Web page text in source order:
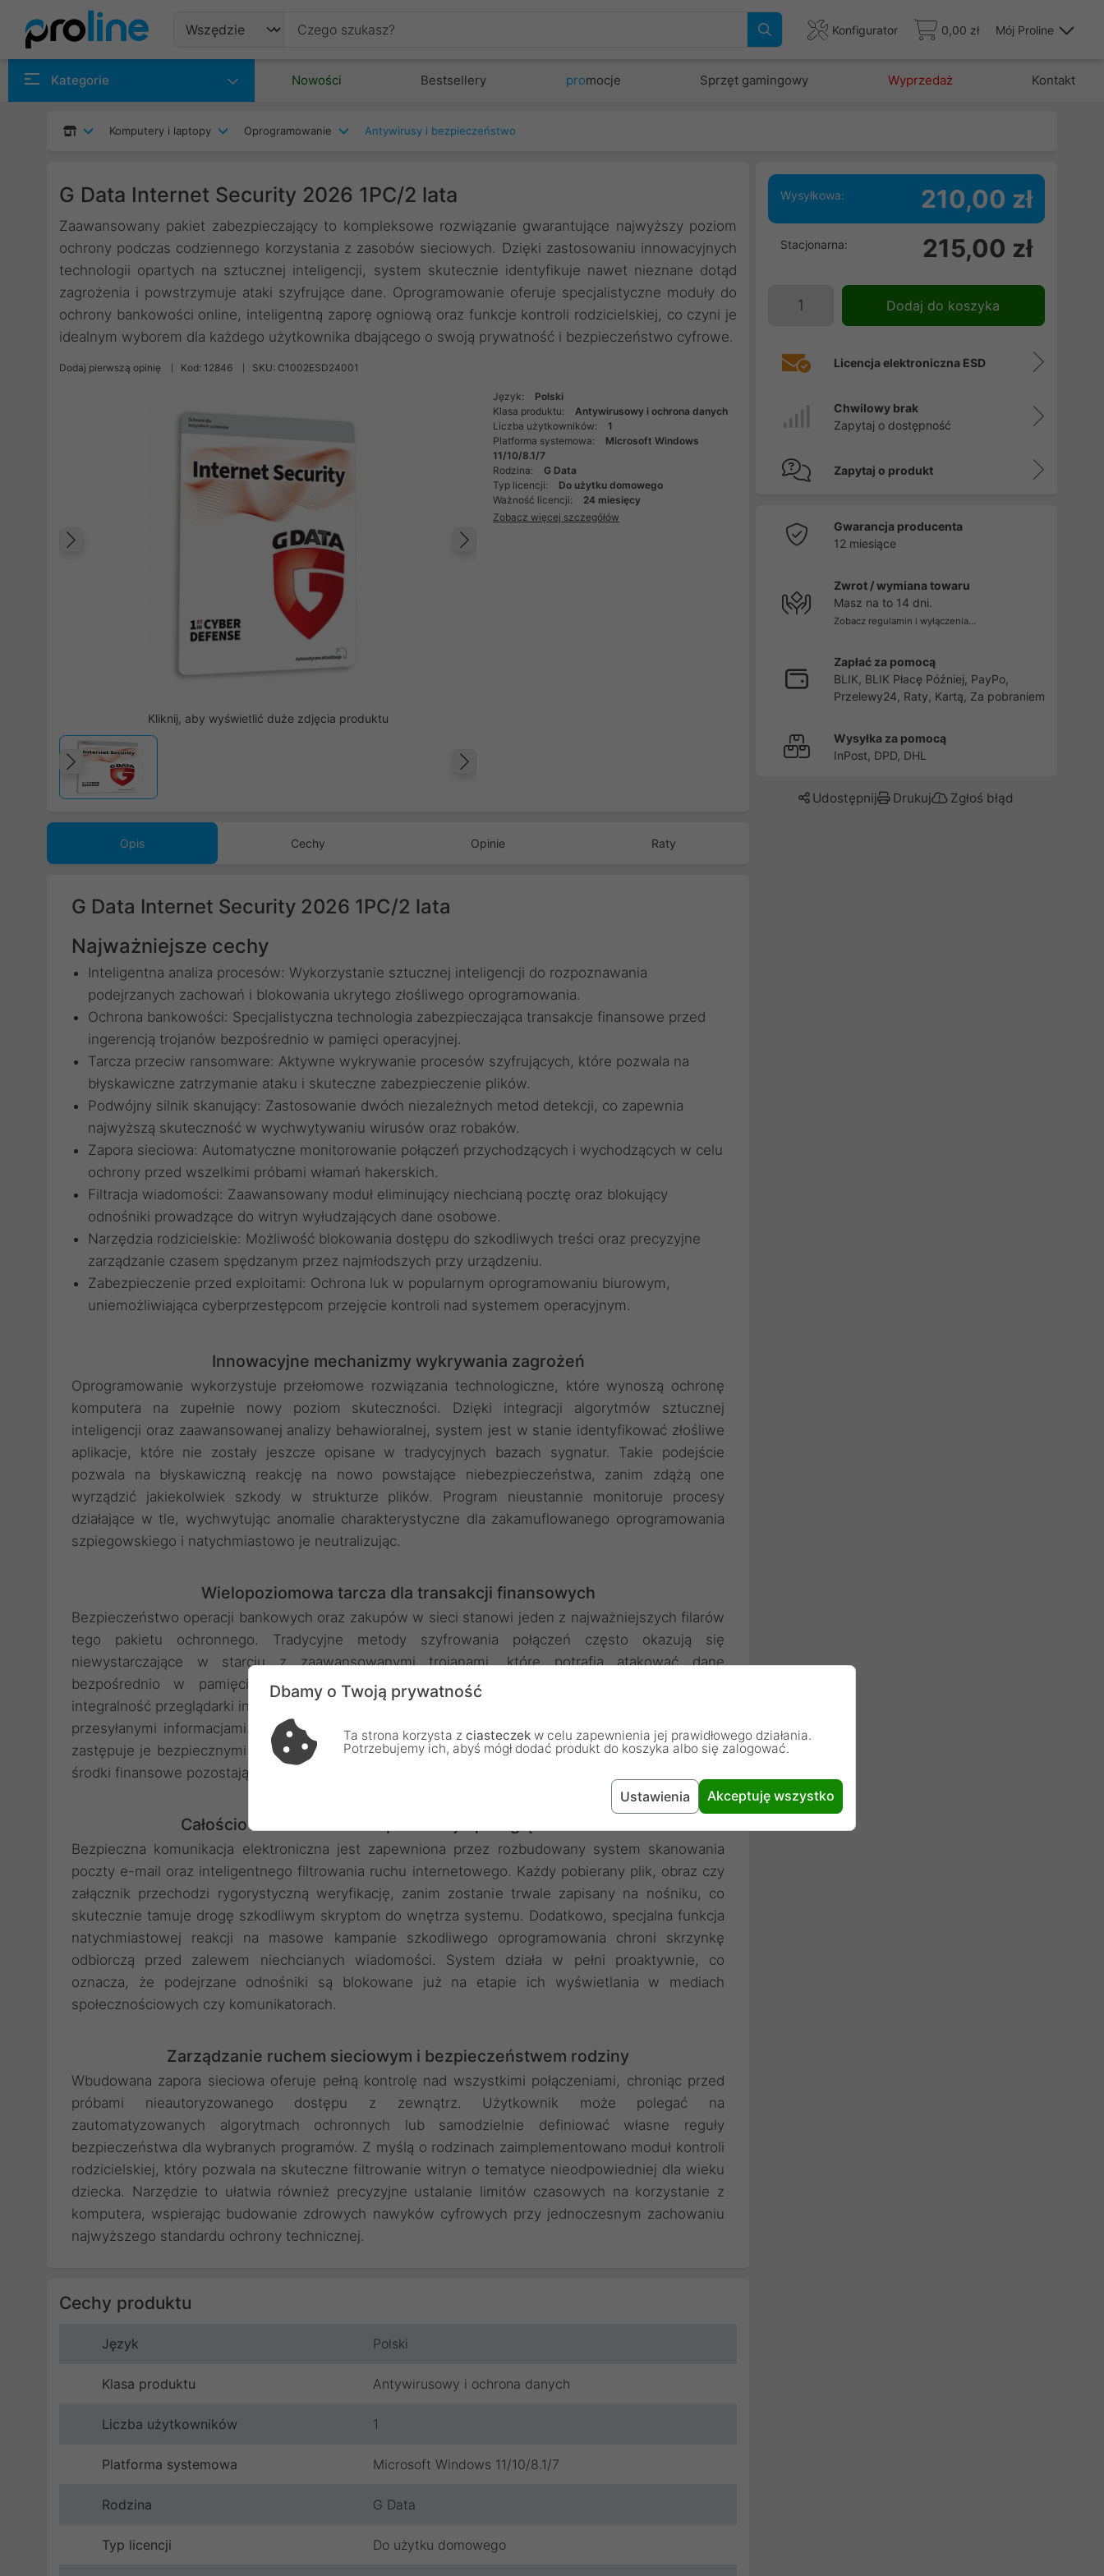
Konfigurator 0,00 zł Mój Proline
Kategorie Nowości Bestsellery promocje Sprzęt gamingowy Wyprzedaż Kontakt
Komputery i laptopy Oprogramowanie Antywirusy i bezpieczeństwo
G Data Internet Security 2026 1PC/2 lata
Zaawansowany pakiet zabezpieczający to kompleksowe rozwiązanie gwarantujące najwyższy poziom
ochrony podczas codziennego korzystania z zasobów sieciowych. Dzięki zastosowaniu innowacyjnych
technologii opartych na sztucznej inteligencji, system skutecznie identyfikuje nawet nieznane dotąd
zagrożenia i powstrzymuje ataki szyfrujące dane. Oprogramowanie oferuje specjalistyczne moduły do
ochrony bankowości online, inteligentną zaporę ogniową oraz funkcje kontroli rodzicielskiej, co czyni je
idealnym wyborem dla każdego użytkownika dbającego o swoją prywatność i bezpieczeństwo cyfrowe.
Dodaj pierwszą opinię Kod: 12846 SKU: C1002ESD24001
Kliknij, aby wyświetlić duże zdjęcia produktu
Poprzedni
Język:
Polski
Klasa produktu:
Antywirusowy i ochrona danych
Liczba użytkowników:
1
Platforma systemowa:
Microsoft Windows
11/10/8.1/7
Rodzina:
G Data
Typ licencji:
Do użytku domowego
Ważność licencji:
24 miesięcy
Zobacz więcej szczegółów
Opis Cechy Opinie Raty
G Data Internet Security 2026 1PC/2 lata
Najważniejsze cechy
Inteligentna analiza procesów: Wykorzystanie sztucznej inteligencji do rozpoznawania
podejrzanych zachowań i blokowania ukrytego złośliwego oprogramowania.
Ochrona bankowości: Specjalistyczna technologia zabezpieczająca transakcje finansowe przed
ingerencją trojanów bezpośrednio w pamięci operacyjnej.
Tarcza przeciw ransomware: Aktywne wykrywanie procesów szyfrujących, które pozwala na
błyskawiczne zatrzymanie ataku i skuteczne zabezpieczenie plików.
Podwójny silnik skanujący: Zastosowanie dwóch niezależnych metod detekcji, co zapewnia
najwyższą skuteczność w wychwytywaniu wirusów oraz robaków.
Zapora sieciowa: Automatyczne monitorowanie połączeń przychodzących i wychodzących w celu
ochrony przed wszelkimi próbami włamań hakerskich.
Filtracja wiadomości: Zaawansowany moduł eliminujący niechcianą pocztę oraz blokujący
odnośniki prowadzące do witryn wyłudzających dane osobowe.
Narzędzia rodzicielskie: Możliwość blokowania dostępu do szkodliwych treści oraz precyzyjne
zarządzanie czasem spędzanym przez najmłodszych przy urządzeniu.
Zabezpieczenie przed exploitami: Ochrona luk w popularnym oprogramowaniu biurowym,
uniemożliwiająca cyberprzestępcom przejęcie kontroli nad systemem operacyjnym.
Innowacyjne mechanizmy wykrywania zagrożeń
Oprogramowanie wykorzystuje przełomowe rozwiązania technologiczne, które wynoszą ochronę
komputera na zupełnie nowy poziom skuteczności. Dzięki integracji algorytmów sztucznej
inteligencji oraz zaawansowanej analizy behawioralnej, system jest w stanie identyfikować złośliwe
aplikacje, które nie zostały jeszcze opisane w tradycyjnych bazach sygnatur. Takie podejście
pozwala na błyskawiczną reakcję na nowo powstające niebezpieczeństwa, zanim zdążą one
wyrządzić jakiekolwiek szkody w strukturze plików. Program nieustannie monitoruje procesy
działające w tle, wychwytując anomalie charakterystyczne dla zakamuflowanego oprogramowania
szpiegowskiego i natychmiastowo je neutralizując.
Wielopoziomowa tarcza dla transakcji finansowych
Bezpieczeństwo operacji bankowych oraz zakupów w sieci stanowi jeden z najważniejszych filarów
tego pakietu ochronnego. Tradycyjne metody szyfrowania połączeń często okazują się
niewystarczające w starciu z zaawansowanymi trojanami, które potrafią atakować dane
bezpośrednio w pamięci operacyjnej urządzenia. Specjalistyczna technologia monitorująca
integralność przeglądarki internetowej w czasie rzeczywistym pozwala na wykrycie prób manipulacji
przesyłanymi informacjami. System automatycznie identyfikuje zainfekowane fragmenty pamięci i
zastępuje je bezpiecznymi kopiami, co daje użytkownikowi pewność, że jego dane logowania oraz
środki finansowe pozostają nienaruszone.
Całościowa ochrona korespondencji i przeglądania sieci
Bezpieczna komunikacja elektroniczna jest zapewniona przez rozbudowany system skanowania
poczty e-mail oraz inteligentnego filtrowania ruchu internetowego. Każdy pobierany plik, obraz czy
załącznik przechodzi rygorystyczną weryfikację, zanim zostanie trwale zapisany na nośniku, co
skutecznie tamuje drogę szkodliwym skryptom do wnętrza systemu. Dodatkowo, specjalna funkcja
natychmiastowej reakcji na masowe kampanie szkodliwego oprogramowania chroni skrzynkę
odbiorczą przed zalewem niechcianych wiadomości. System działa w pełni proaktywnie, co
oznacza, że podejrzane odnośniki są blokowane już na etapie ich wyświetlania w mediach
społecznościowych czy komunikatorach.
Zarządzanie ruchem sieciowym i bezpieczeństwem rodziny
Wbudowana zapora sieciowa oferuje pełną kontrolę nad wszystkimi połączeniami, chroniąc przed
próbami nieautoryzowanego dostępu z zewnątrz. Użytkownik może polegać na
zautomatyzowanych algorytmach ochronnych lub samodzielnie definiować własne reguły
bezpieczeństwa dla wybranych programów. Z myślą o rodzinach zaimplementowano moduł kontroli
rodzicielskiej, który pozwala na skuteczne filtrowanie witryn o tematyce nieodpowiedniej dla wieku
dziecka. Narzędzie to ułatwia również precyzyjne ustalanie limitów czasowych na korzystanie z
komputera, wspierając budowanie zdrowych nawyków cyfrowych przy jednoczesnym zachowaniu
najwyższego standardu ochrony technicznej.
Cechy produktu
Język Polski
Klasa produktu Antywirusowy i ochrona danych
Liczba użytkowników 1
Platforma systemowa Microsoft Windows 11/10/8.1/7
Rodzina G Data
Typ licencji Do użytku domowego
Wysyłkowa: 210,00 zł
Stacjonarna: 215,00 zł
Dodaj do koszyka
Licencja elektroniczna ESD
Chwilowy brak
Zapytaj o dostępność
Zapytaj o produkt
Gwarancja producenta
12 miesiące
Zwrot / wymiana towaru
Masz na to 14 dni.
Zobacz regulamin i wyłączenia...
Zapłać za pomocą
BLIK, BLIK Płacę Później, PayPo,
Przelewy24, Raty, Kartą, Za pobraniem
Wysyłka za pomocą
InPost, DPD, DHL
Udostępnij Drukuj Zgłoś błąd
Dbamy o Twoją prywatność
Ta strona korzysta z ciasteczek w celu zapewnienia jej prawidłowego działania.
Potrzebujemy ich, abyś mógł dodać produkt do koszyka albo się zalogować.
Ustawienia Akceptuję wszystko